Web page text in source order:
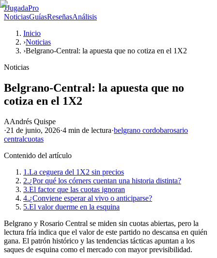
JJugadaPro
NoticiasGuíasReseñasAnálisis
Inicio
›Noticias
›Belgrano-Central: la apuesta que no cotiza en el 1X2
Noticias
Belgrano-Central: la apuesta que no
cotiza en el 1X2
AAndrés Quispe
·21 de junio, 2026·4 min de lectura·belgrano cordobarosario
centralcuotas
Contenido del artículo
1.La ceguera del 1X2 sin precios
2.¿Por qué los córners cuentan una historia distinta?
3.El factor que las cuotas ignoran
4.¿Conviene esperar al vivo o anticiparse?
5.El valor duerme en la esquina
Belgrano y Rosario Central se miden sin cuotas abiertas, pero la
lectura fría indica que el valor de este partido no descansa en quién
gana. El patrón histórico y las tendencias tácticas apuntan a los
saques de esquina como el mercado con mayor previsibilidad.